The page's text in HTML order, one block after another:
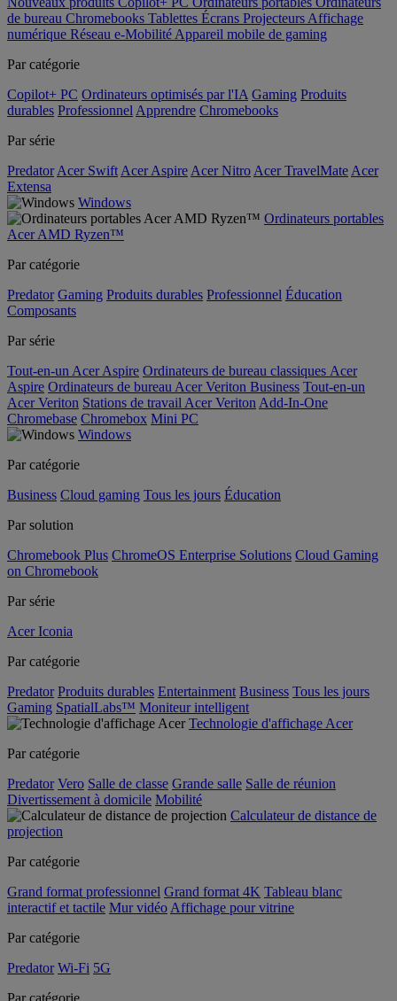
de bureau Chromebooks Tablettes Écrans Projecteurs Affichage
numérique Réseau e-Mobilité Appareil mobile de gaming
Par catégorie
Copilot+ PC Ordinateurs optimisés par l'IA Gaming Produits
durables Professionnel Apprendre Chromebooks
Par série
Predator Acer Swift Acer Aspire Acer Nitro Acer TravelMate Acer
Extensa
Windows
Ordinateurs portables
Acer AMD Ryzen™
Par catégorie
Predator Gaming Produits durables Professionnel Éducation
Composants
Par série
Tout-en-un Acer Aspire Ordinateurs de bureau classiques Acer
Aspire Ordinateurs de bureau Acer Veriton Business Tout-en-un
Acer Veriton Stations de travail Acer Veriton Add-In-One
Chromebase Chromebox Mini PC
Windows
Par catégorie
Business Cloud gaming Tous les jours Éducation
Par solution
Chromebook Plus ChromeOS Enterprise Solutions Cloud Gaming
on Chromebook
Par série
Acer Iconia
Par catégorie
Predator Produits durables Entertainment Business Tous les jours
Gaming SpatialLabs™ Moniteur intelligent
Technologie d'affichage Acer
Par catégorie
Predator Vero Salle de classe Grande salle Salle de réunion
Divertissement à domicile Mobilité
Calculateur de distance de
projection
Par catégorie
Grand format professionnel Grand format 4K Tableau blanc
interactif et tactile Mur vidéo Affichage pour vitrine
Par catégorie
Predator Wi-Fi 5G
Par catégorie